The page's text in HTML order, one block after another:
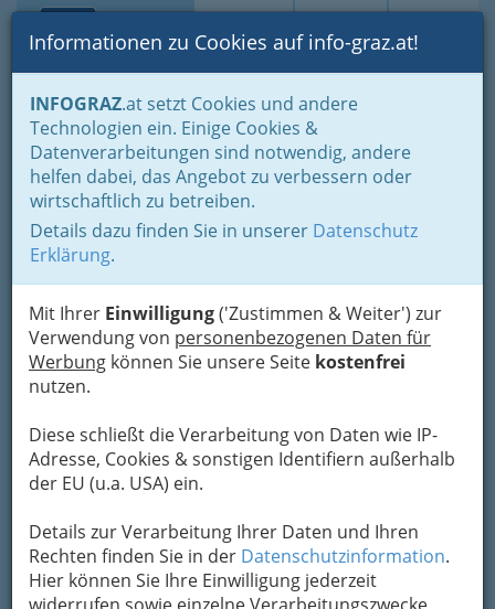
Suche Login Toggle
Informationen zu Cookies auf info-graz.at!
INFOGRAZ.at setzt Cookies und andere
Technologien ein. Einige Cookies &
Datenverarbeitungen sind notwendig, andere
helfen dabei, das Angebot zu verbessern oder
wirtschaftlich zu betreiben.
Details dazu finden Sie in unserer Datenschutz
Erklärung.
Mit Ihrer Einwilligung('Zustimmen & Weiter') zur
Verwendung von personenbezogenen Daten für
Werbung können Sie unsere Seite kostenfrei
nutzen.
Diese schließt die Verarbeitung von Daten wie IP-
Adresse, Cookies & sonstigen Identifiern außerhalb
der EU (u.a. USA) ein.
Details zur Verarbeitung Ihrer Daten und Ihren
Rechten finden Sie in der Datenschutzinformation.
Hier können Sie Ihre Einwilligung jederzeit
Home Lebens-Guide Ausflugsziele in der grünen Mark
Puppen- und Spielzeug-
Privatmuseum
Grazer Straße 149, 8225 Pöllau bei Hartberg
+43 650 642 0462
Hier finden Sie Puppen und Spielzeug von 1750
bis zur Gegenwart. Eine Puppenküche, die
bereits 60 Jahre alt ist, Puppenwägen,
Holzpuppe aus dem 18. Jahrhundert uvm. lassen
hier große und kleine Kinder staunen. Einige
Spielsachen sind auch zum Anfassen. Spiel-, Mal
Programm ab.
Karte